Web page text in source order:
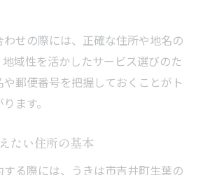
せの際には、正確な住所や地名の
域性を活かしたサービス選びのた
郵便番号を把握しておくことがト
ます。
たい住所の基本
る際には、うきは市吉井町生葉の